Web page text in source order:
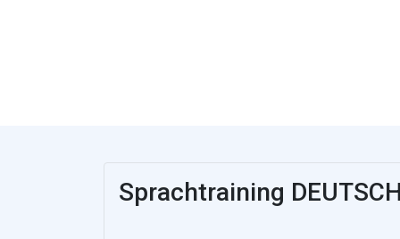
Sprachtraining DEUTSCH